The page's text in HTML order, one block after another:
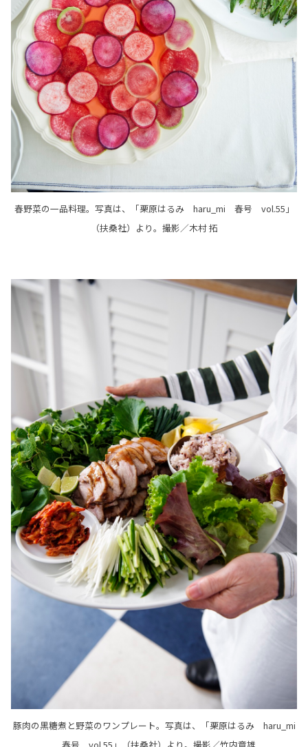
春野菜の一品料理。写真は、「栗原はるみ haru_mi 春号 vol.55」
（扶桑社）より。撮影／木村 拓
豚肉の黒糖煮と野菜のワンプレート。写真は、「栗原はるみ haru_mi